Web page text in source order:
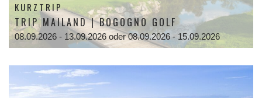
KURZTRIP
TRIP MAILAND | BOGOGNO GOLF
08.09.2026 - 13.09.2026 oder 08.09.2026 - 15.09.2026